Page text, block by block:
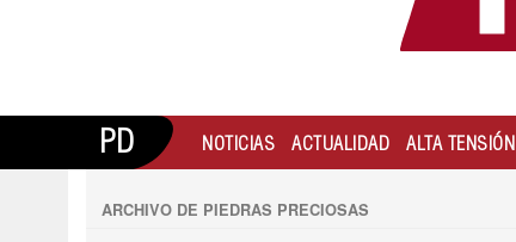
PD NOTICIAS ACTUALIDAD ALTA TENSIÓN
ARCHIVO DE PIEDRAS PRECIOSAS